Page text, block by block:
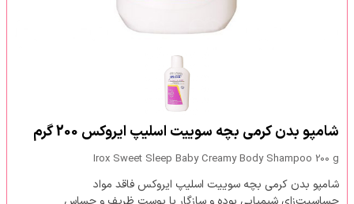
شامپو بدن کرمی بچه سوییت اسلیپ ایروکس 200 گرم
Irox Sweet Sleep Baby Creamy Body Shampoo 200 g
شامپو بدن کرمی بچه سوییت اسلیپ ایروکس فاقد مواد